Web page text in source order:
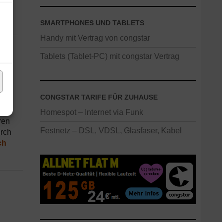
SMARTPHONES UND TABLETS
Handy mit Vertrag von congstar
Tablets (Tablet-PC) mit congstar Vertrag
CONGSTAR TARIFE FÜR ZUHAUSE
Homespot – Internet via Funk
Festnetz – DSL, VDSL, Glasfaser, Kabel